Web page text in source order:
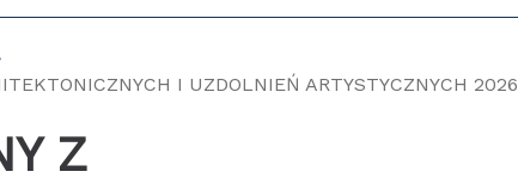
I UZDOLNIEŃ ARTYSTYCZNYCH 2026